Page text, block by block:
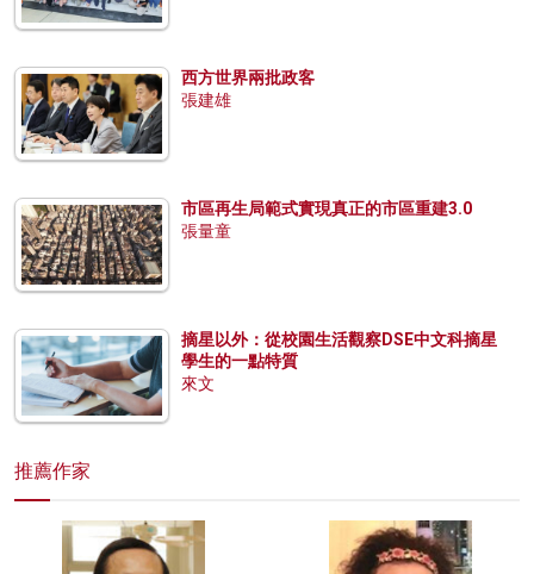
西方世界兩批政客
張建雄
市區再生局範式實現真正的市區重建3.0
張量童
摘星以外：從校園生活觀察DSE中文科摘星
學生的一點特質
來文
推薦作家